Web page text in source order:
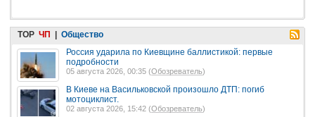
TOP ЧП | Общество
Россия ударила по Киевщине баллистикой: первые
подробности
05 августа 2026, 00:35 (Обозреватель)
В Киеве на Васильковской произошло ДТП: погиб
мотоциклист.
02 августа 2026, 15:42 (Обозреватель)